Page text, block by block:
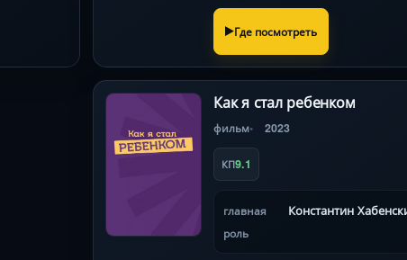
Где посмотреть
Как я стал ребенком
фильм 2023
КП9.1
главная
роль